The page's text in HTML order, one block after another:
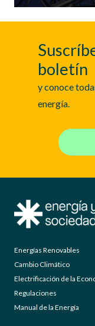
boletín
y conoce
energía.
Energías Renovables
Cambio Climático
Electrificación de la
Regulaciones
Manual de la Energía